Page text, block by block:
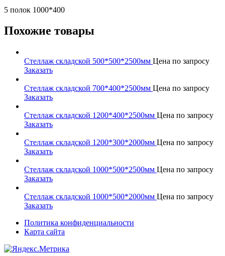
5 полок 1000*400
Похожие товары
Стеллаж складской 500*500*2500мм Цена по запросу
Заказать
Стеллаж складской 700*400*2500мм Цена по запросу
Заказать
Стеллаж складской 1200*400*2500мм Цена по запросу
Заказать
Стеллаж складской 1200*300*2000мм Цена по запросу
Заказать
Стеллаж складской 1000*500*2500мм Цена по запросу
Заказать
Стеллаж складской 1000*500*2000мм Цена по запросу
Заказать
Политика конфиденциальности
Карта сайта